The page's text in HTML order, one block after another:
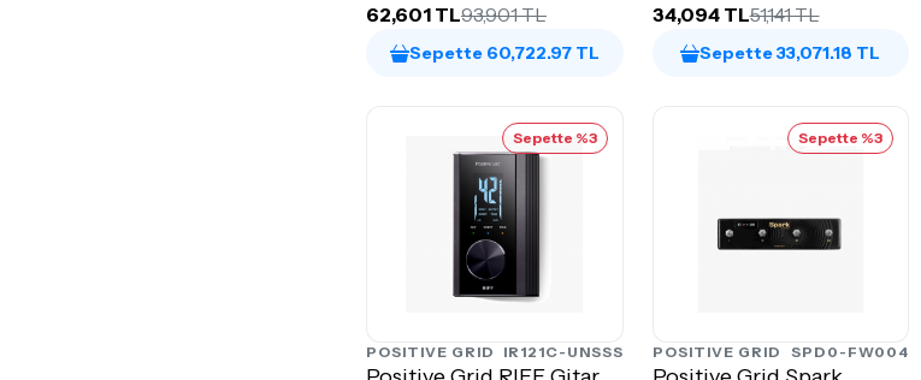
62,601 TL93,901 TL
Sepette 60,722.97 TL
34,094 TL51,141 TL
Sepette 33,071.18 TL
Sepette %3
POSITIVE GRID IR121C-UNSSS
Sepette %3
POSITIVE GRID SPD0-FW004